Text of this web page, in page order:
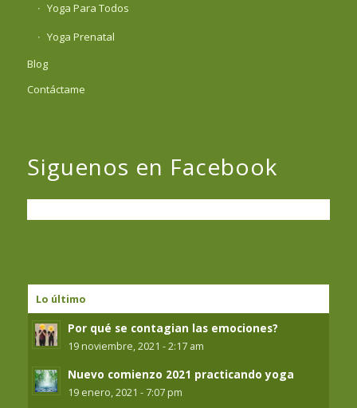
Yoga Para Todos
Yoga Prenatal
Blog
Contáctame
Siguenos en Facebook
Lo último
Por qué se contagian las emociones?
19 noviembre, 2021 - 2:17 am
Nuevo comienzo 2021 practicando yoga
19 enero, 2021 - 7:07 pm